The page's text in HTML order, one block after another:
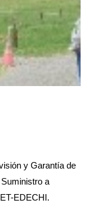
y Garantía de
a
EDECHI.